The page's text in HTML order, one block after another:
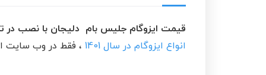
قیمت ایزوگام جلیس بام دلیجان با نصب در
انواع ایزوگام در سال 1401
، فقط در وب سایت